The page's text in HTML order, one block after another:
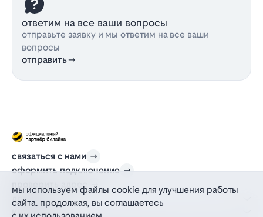
ответим на все ваши вопросы
отправьте заявку и мы ответим на все ваши
вопросы
отправить
связаться с нами
оформить подключение
проверить адрес
для дома
информация
мы используем файлы cookie для улучшения работы
сайта. продолжая, вы соглашаетесь